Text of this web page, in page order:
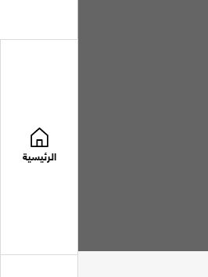
الرئيسية